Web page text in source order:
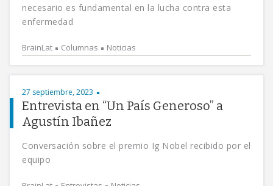
necesario es fundamental en la lucha contra esta
enfermedad
BrainLat Columnas Noticias
27 septiembre, 2023
Entrevista en “Un País Generoso” a
Agustín Ibañez
Conversación sobre el premio Ig Nobel recibido por el
equipo